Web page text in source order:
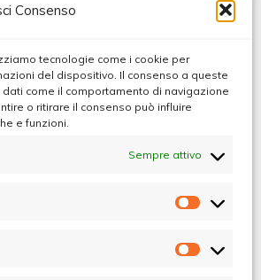
Consenso
tecnologie come i cookie per
del dispositivo. Il consenso a queste
come il comportamento di navigazione
o ritirare il consenso può influire
e funzioni.
Sempre attivo